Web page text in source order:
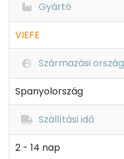
Gyártó
VIEFE
Származási ország
Spanyolország
Szállítási idő
2 - 14 nap